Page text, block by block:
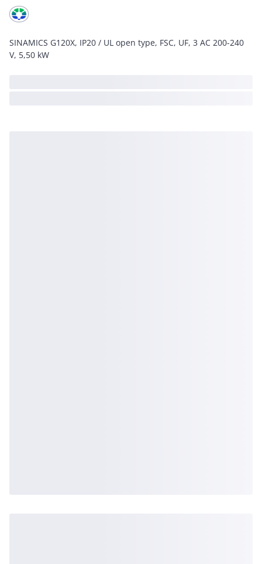
SINAMICS G120X, IP20 / UL open type, FSC, UF, 3 AC 200-240
V, 5,50 kW